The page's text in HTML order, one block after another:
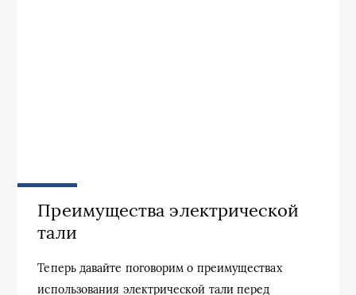
Преимущества электрической
тали
Теперь давайте поговорим о преимуществах
использования электрической тали перед